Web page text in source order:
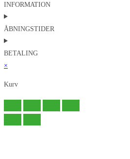
INFORMATION
ÅBNINGSTIDER
BETALING
×
Kurv